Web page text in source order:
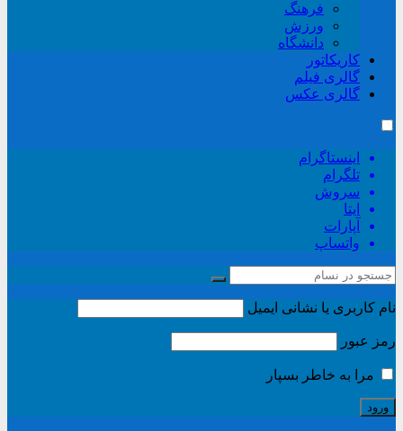
فرهنگ
ورزش
دانشگاه
کاریکاتور
گالری فیلم
گالری عکس
اینستاگرام
تلگرام
سروش
ایتا
آپارات
واتساپ
نام کاربری یا نشانی ایمیل
رمز عبور
مرا به خاطر بسپار